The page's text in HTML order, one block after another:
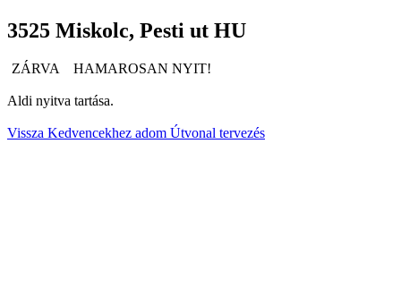
3525 Miskolc, Pesti ut HU
ZÁRVA HAMAROSAN NYIT!
Aldi nyitva tartása.
Vissza Kedvencekhez adom Útvonal tervezés